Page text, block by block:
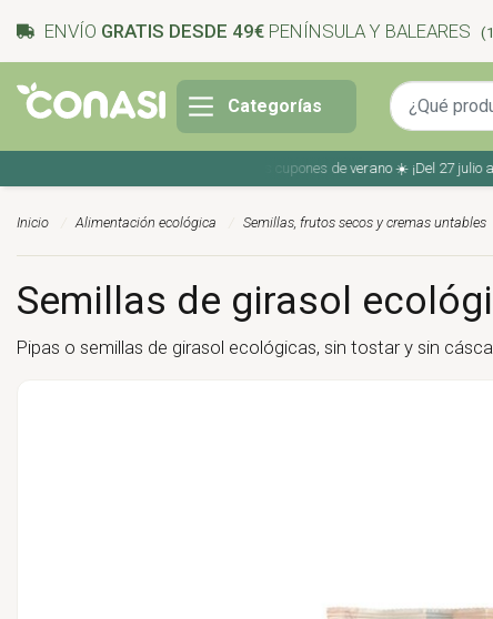
ENVÍO GRATIS DESDE 49€ PENÍNSULA Y BALEARES
Categorías
Ahorra en tu compra con los cupones de verano ☀️ ¡Del 27 julio al 9
Inicio Alimentación ecológica Semillas, frutos secos y cremas untables
Semillas de girasol
Pipas o semillas de girasol ecológicas, sin tostar y sin